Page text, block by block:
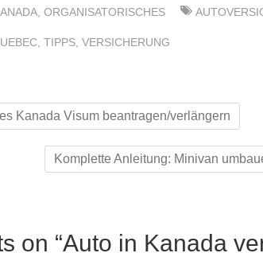
ORGANISATORISCHES
TIPPS VERSICHERUNG
Kanada Visum beantragen/verlängern
Komplette Anleitung: Minivan
on “Auto in Kanada